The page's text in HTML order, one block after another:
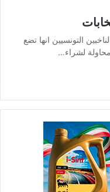
التونسيين انها تضع